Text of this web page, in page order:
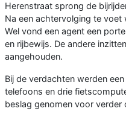
Herenstraat sprong de
Na een achtervolging te voet
Wel vond een agent een
en rijbewijs. De andere
aangehouden.
Bij de verdachten werden
telefoons en drie
beslag genomen voor verder